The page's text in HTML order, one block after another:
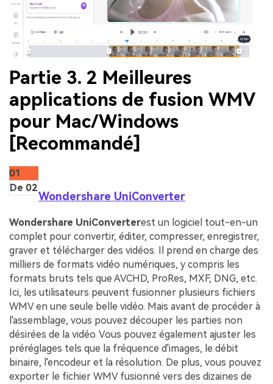
Partie 3. 2 Meilleures
applications de fusion WMV
pour Mac/Windows
[Recommandé]
01
De 02
Wondershare UniConverter
Wondershare UniConverterest un logiciel tout-en-un
complet pour convertir, éditer, compresser, enregistrer,
graver et télécharger des vidéos. Il prend en charge des
milliers de formats vidéo numériques, y compris les
formats bruts tels que AVCHD, ProRes, MXF, DNG, etc.
Ici, les utilisateurs peuvent fusionner plusieurs fichiers
WMV en une seule belle vidéo. Mais avant de procéder à
l'assemblage, vous pouvez découper les parties non
désirées de la vidéo. Vous pouvez également ajuster les
préréglages tels que la fréquence d'images, le débit
binaire, l'encodeur et la résolution. De plus, vous pouvez
exporter le fichier WMV fusionné vers des dizaines de